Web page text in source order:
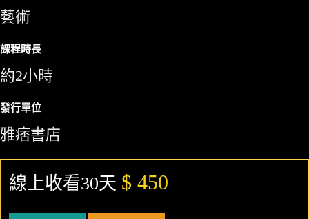
藝術
課程時長
約2小時
發行單位
雅痞書店
線上收看30天 $ 450